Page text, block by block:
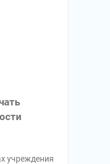
учреждения